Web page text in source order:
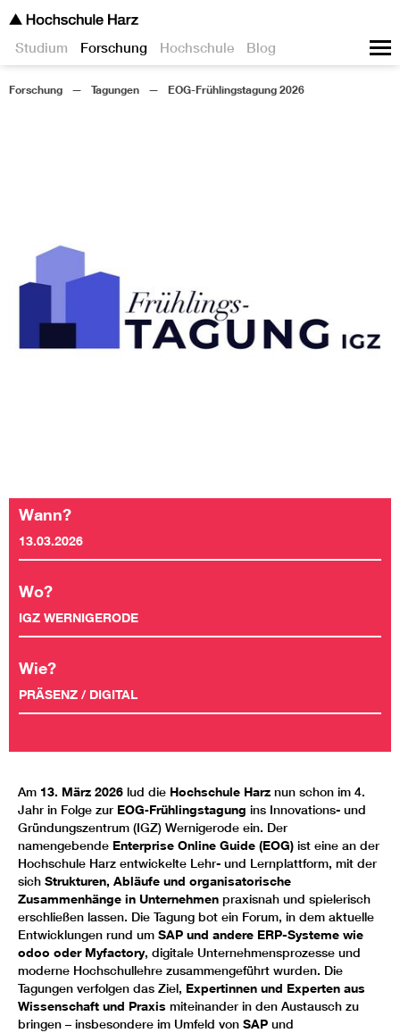
Studium Forschung Hochschule Blog
Forschung Tagungen EOG-Frühlingstagung 2026
Wann?
13.03.2026
Wo?
IGZ WERNIGERODE
Wie?
PRÄSENZ / DIGITAL
Am 13. März 2026 lud die Hochschule Harz nun schon im 4.
Jahr in Folge zur EOG‑Frühlingstagung ins Innovations- und
Gründungszentrum (IGZ) Wernigerode ein. Der
namengebende Enterprise Online Guide (EOG) ist eine an der
Hochschule Harz entwickelte Lehr- und Lernplattform, mit der
sich Strukturen, Abläufe und organisatorische
Zusammenhänge in Unternehmen praxisnah und spielerisch
erschließen lassen. Die Tagung bot ein Forum, in dem aktuelle
Entwicklungen rund um SAP und andere ERP-Systeme wie
odoo oder Myfactory, digitale Unternehmensprozesse und
moderne Hochschullehre zusammengeführt wurden. Die
Tagungen verfolgen das Ziel, Expertinnen und Experten aus
Wissenschaft und Praxis miteinander in den Austausch zu
bringen – insbesondere im Umfeld von SAP und